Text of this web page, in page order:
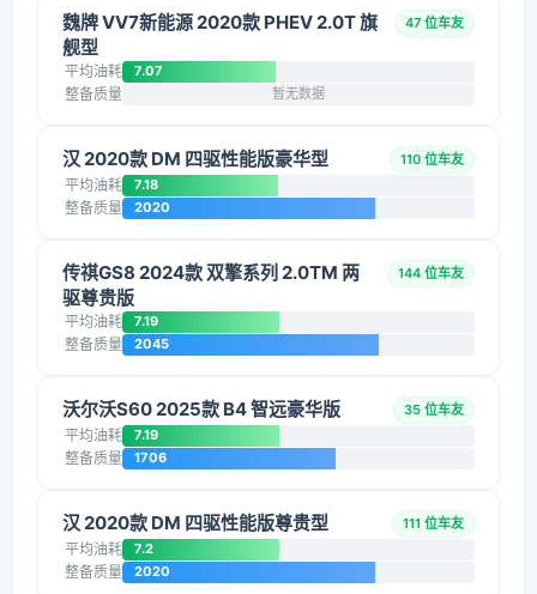
魏牌 VV7新能源 2020款 PHEV 2.0T 旗
舰型
47 位车友
平均油耗 7.07
整备质量 暂无数据
汉 2020款 DM 四驱性能版豪华型 110 位车友
平均油耗 7.18
整备质量 2020
传祺GS8 2024款 双擎系列 2.0TM 两
驱尊贵版
144 位车友
平均油耗 7.19
整备质量 2045
沃尔沃S60 2025款 B4 智远豪华版 35 位车友
平均油耗 7.19
整备质量 1706
汉 2020款 DM 四驱性能版尊贵型 111 位车友
平均油耗 7.2
整备质量 2020